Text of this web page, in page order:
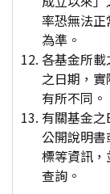
率恐無法
為準。
各基金所
之日期，
有所不同。
有關基金
公開說明
標等資訊
查詢。